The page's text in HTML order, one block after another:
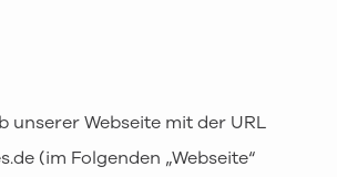
unserer Webseite mit der URL
(im Folgenden „Webseite“